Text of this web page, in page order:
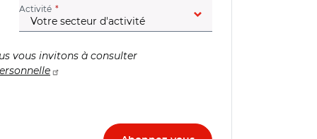
Activité (champ obligatoire)
vous invitons à consulter